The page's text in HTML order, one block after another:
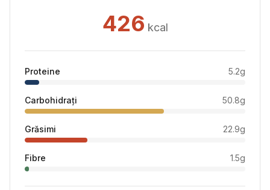
426 kcal
Proteine 5.2g
Carbohidrați 50.8g
Grăsimi 22.9g
Fibre 1.5g